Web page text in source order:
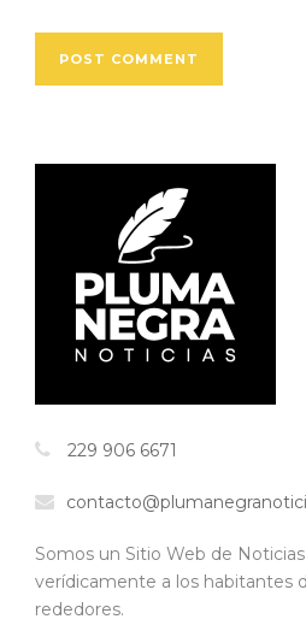
229 906 6671
Somos un Sitio Web de
verídicamente a los habitantes
rededores.